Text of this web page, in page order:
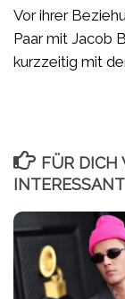
Vor ihrer
Paar mit Jacob
kurzzeitig mit
FÜR DICH